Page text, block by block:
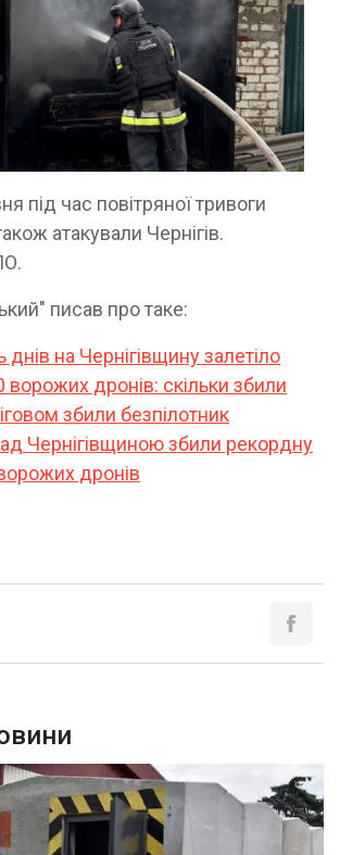
під час повітряної тривоги
атакували Чернігів.
писав про таке:
днів на Чернігівщину залетіло
ворожих дронів: скільки збили
збили безпілотник
Чернігівщиною збили рекордну
ворожих дронів